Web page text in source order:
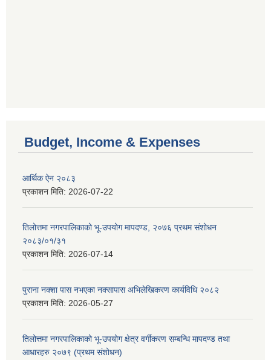
Budget, Income & Expenses
आर्थिक ऐन २०८३
प्रकाशन मिति: 2026-07-22
तिलोत्तमा नगरपालिकाको भू-उपयोग मापदण्ड, २०७६ प्रथम संशोधन
२०८३/०१/३१
प्रकाशन मिति: 2026-07-14
पुराना नक्शा पास नभएका नक्सापास अभिलेखिकरण कार्यविधि २०८२
प्रकाशन मिति: 2026-05-27
तिलोत्तमा नगरपालिकाको भू-उपयोग क्षेत्र वर्गीकरण सम्बन्धि मापदण्ड तथा
आधारहरु २०७९ (प्रथम संशोधन)